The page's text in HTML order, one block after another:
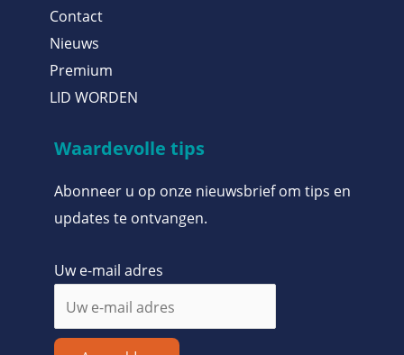
Contact
Nieuws
Premium
LID WORDEN
Waardevolle tips
Abonneer u op onze nieuwsbrief om tips en
updates te ontvangen.
Uw e-mail adres